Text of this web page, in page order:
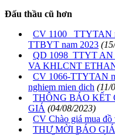
Đấu thầu cũ hơn
CV 1100 _TTYTAN
TTBYT nam 2023
QD 1098_TTYT
VA KHLCNT
CV 1066-TTYTAN
nghiem mien dich (11/
THÔNG BÁO KẾT
GIÁ (04/08/2023)
CV Chào giá mua đồ
THƯ MỜI BÁO